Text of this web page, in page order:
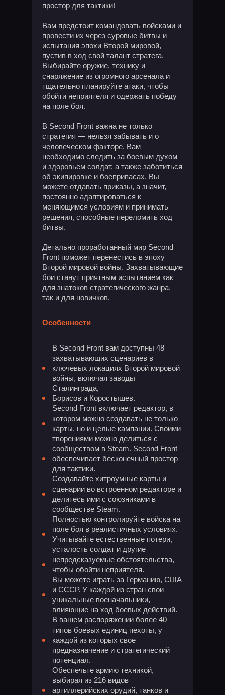
простор для тактики!
Вам предстоит командовать войсками и
провести их через суровые битвы и
испытания эпохи Второй мировой,
пустив в ход свой талант стратега.
Выбирайте оружие, технику и
снаряжение из огромного арсенала и
тщательно планируйте атаки, чтобы
обойти неприятеля и одержать победу
на поле боя.
В Second Front важна не только
стратегия — нельзя забывать и о
человеческом факторе. Вам
необходимо следить за боевым духом
и здоровьем солдат, а также заботиться
об экипировке и боеприпасах. Вы
можете отдавать приказы, а значит,
постоянно адаптироваться к
меняющимся условиям и принимать
решения, способные переломить ход
битвы.
Детально проработанный мир Second
Front поможет перенестись в эпоху
Второй мировой войны. Захватывающие
бои станут приятным испытанием как
для знатоков стратегического жанра,
так и для новичков.
Особенности
В Second Front вам доступны 48
захватывающих сценариев в
ключевых локациях Второй мировой
войны, включая заводы
Сталинграда,
Борисов и Коростышев.
Second Front включает редактор, в
котором можно создавать не только
карты, но и целые кампании. Своими
творениями можно делиться с
сообществом в Steam. Second Front
обеспечивает бесконечный простор
для тактики.
Создавайте хитроумные карты и
сценарии во встроенном редакторе и
делитесь ими с союзниками в
сообществе Steam.
Полностью контролируйте войска на
поле боя в реалистичных условиях.
Учитывайте естественные потери,
усталость солдат и другие
непредсказуемые обстоятельства,
чтобы обойти неприятеля.
Вы можете играть за Германию, США
и СССР. У каждой из стран свои
уникальные военачальники,
влияющие на ход боевых действий.
В вашем распоряжении более 40
типов боевых единиц пехоты, у
каждой из которых свое
предназначение и стратегический
потенциал.
Обеспечьте армию техникой,
выбирая из 216 видов
артиллерийских орудий, танков и